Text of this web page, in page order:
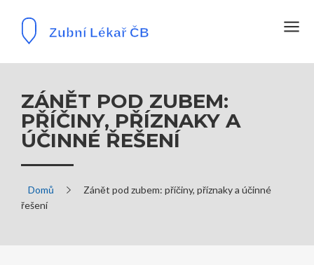
ZÁNĚT POD ZUBEM:
PŘÍČINY, PŘÍZNAKY A
ÚČINNÉ ŘEŠENÍ
Domů
Zánět pod zubem: příčiny, příznaky a účinné
řešení